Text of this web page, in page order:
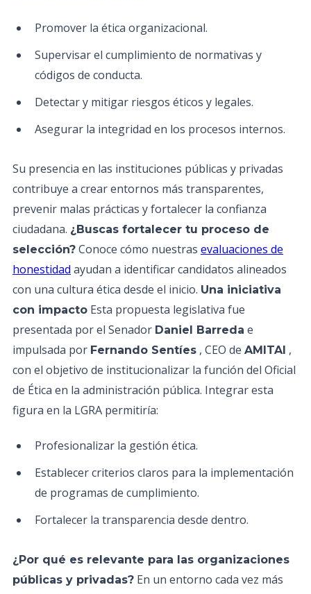
Promover la ética organizacional.
Supervisar el cumplimiento de normativas y
códigos de conducta.
Detectar y mitigar riesgos éticos y legales.
Asegurar la integridad en los procesos internos.
Su presencia en las instituciones públicas y privadas
contribuye a crear entornos más transparentes,
prevenir malas prácticas y fortalecer la confianza
ciudadana. ¿Buscas fortalecer tu proceso de
selección? Conoce cómo nuestras evaluaciones de
honestidad ayudan a identificar candidatos alineados
con una cultura ética desde el inicio. Una iniciativa
con impacto Esta propuesta legislativa fue
presentada por el Senador Daniel Barreda e
impulsada por Fernando Sentíes , CEO de AMITAI ,
con el objetivo de institucionalizar la función del Oficial
de Ética en la administración pública. Integrar esta
figura en la LGRA permitiría:
Profesionalizar la gestión ética.
Establecer criterios claros para la implementación
de programas de cumplimiento.
Fortalecer la transparencia desde dentro.
¿Por qué es relevante para las organizaciones
públicas y privadas? En un entorno cada vez más